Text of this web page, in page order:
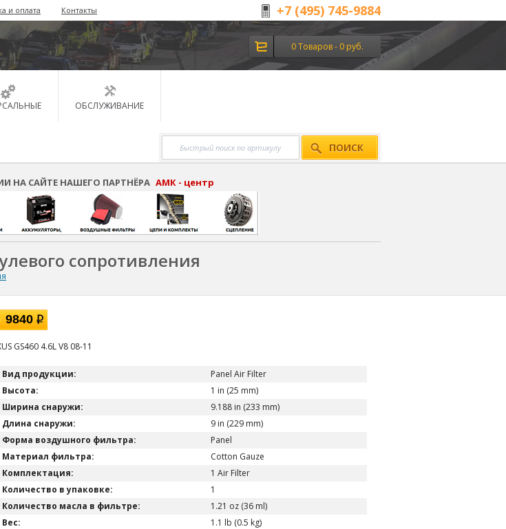
и оплата Контакты +7 (495) 745-9884
0 Товаров - 0 руб.
ОБСЛУЖИВАНИЕ
ПОИСК
НА САЙТЕ НАШЕГО ПАРТНЁРА АМК - центр
сопротивления
9840
GS460 4.6L V8 08-11
Вид продукции:
Panel Air Filter
Высота:
1 in (25 mm)
Ширина снаружи:
9.188 in (233 mm)
Длина снаружи:
9 in (229 mm)
Форма воздушного фильтра:
Panel
Материал фильтра:
Cotton Gauze
Комплектация:
1 Air Filter
Количество в упаковке:
1
Количество масла в фильтре:
1.21 oz (36 ml)
Вес:
1.1 lb (0.5 kg)